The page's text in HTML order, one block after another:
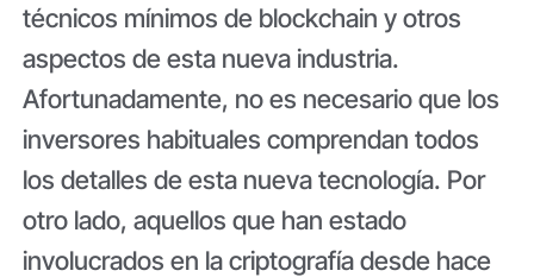
técnicos mínimos de blockchain y otros
aspectos de esta nueva industria.
Afortunadamente, no es necesario que los
inversores habituales comprendan todos
los detalles de esta nueva tecnología. Por
otro lado, aquellos que han estado
involucrados en la criptografía desde hace